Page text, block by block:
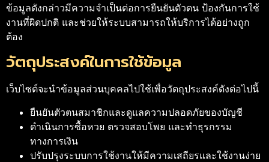
ข้อมูลดังกล่าวมีความจำเป็นต่อการยืนยันตัวตน ป้องกันการใช้
งานที่ผิดปกติ และช่วยให้ระบบสามารถให้บริการได้อย่างถูก
ต้อง
วัตถุประสงค์ในการใช้ข้อมูล
เว็บไซต์จะนำข้อมูลส่วนบุคคลไปใช้เพื่อวัตถุประสงค์ดังต่อไปนี้
ยืนยันตัวตนสมาชิกและดูแลความปลอดภัยของบัญชี
ดำเนินการซื้อหวย ตรวจสอบโพย และทำธุรกรรม
ทางการเงิน
ปรับปรุงระบบการใช้งานให้มีความเสถียรและใช้งานง่าย